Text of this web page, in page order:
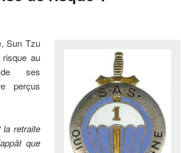
Sun Tzu
au
ses
perçus
la retraite
que